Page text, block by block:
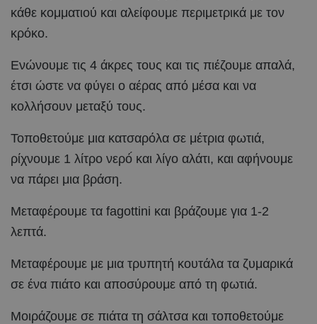
κάθε κομματιού και αλείφουμε περιμετρικά με τον
κρόκο.
Ενώνουμε τις 4 άκρες τους και τις πιέζουμε απαλά,
έτσι ώστε να φύγει ο αέρας από μέσα και να
κολλήσουν μεταξύ τους.
Τοποθετούμε μια κατσαρόλα σε μέτρια φωτιά,
ρίχνουμε 1 λίτρο νερό́ και λίγο αλάτι, και αφήνουμε
να πάρει μια βράση.
Μεταφέρουμε τα fagottini και βράζουμε για 1-2
λεπτά.
Μεταφέρουμε με μια τρυπητή κουτάλα τα ζυμαρικά
σε ένα πιάτο και αποσύρουμε από τη φωτιά.
Μοιράζουμε σε πιάτα τη σάλτσα και τοποθετούμε